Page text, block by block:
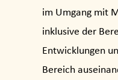
im Umgang mit
inklusive der
Entwicklungen
Bereich